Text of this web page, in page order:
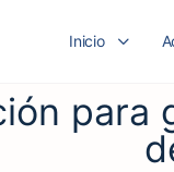
Inicio
para